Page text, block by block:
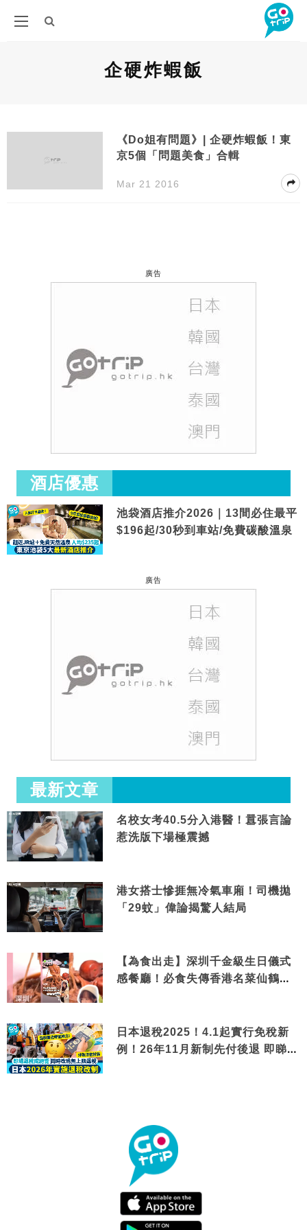
企硬炸蝦飯
《Do姐有問題》| 企硬炸蝦飯！東
京5個「問題美食」合輯
Mar 21 2016
廣告
酒店優惠
池袋酒店推介2026｜13間必住最平
$196起/30秒到車站/免費碳酸溫泉
廣告
最新文章
名校女考40.5分入港醫！囂張言論
惹洗版下場極震撼
港女搭士慘捱無冷氣車廂！司機拋
「29蚊」偉論揭驚人結局
【為食出走】深圳千金級生日儀式
感餐廳！必食失傳香港名菜仙鶴神
日本退稅2025！4.1起實行免稅新
例！26年11月新制先付後退 即睇步